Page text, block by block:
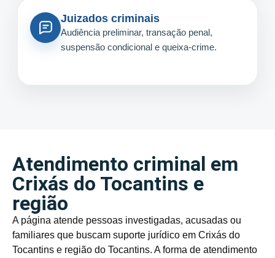
Juizados criminais
Audiência preliminar, transação penal,
suspensão condicional e queixa-crime.
Atendimento criminal em
Crixás do Tocantins e
região
A página atende pessoas investigadas, acusadas ou
familiares que buscam suporte jurídico em Crixás do
Tocantins e região do Tocantins. A forma de atendimento